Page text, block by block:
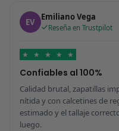
EV Emiliano Vega
Reseña en Trustpilot
★ ★ ★ ★ ★
Confiables al 100%
Calidad brutal, zapatillas
nítida y con calcetines de
estimado y el tallaje
luego.